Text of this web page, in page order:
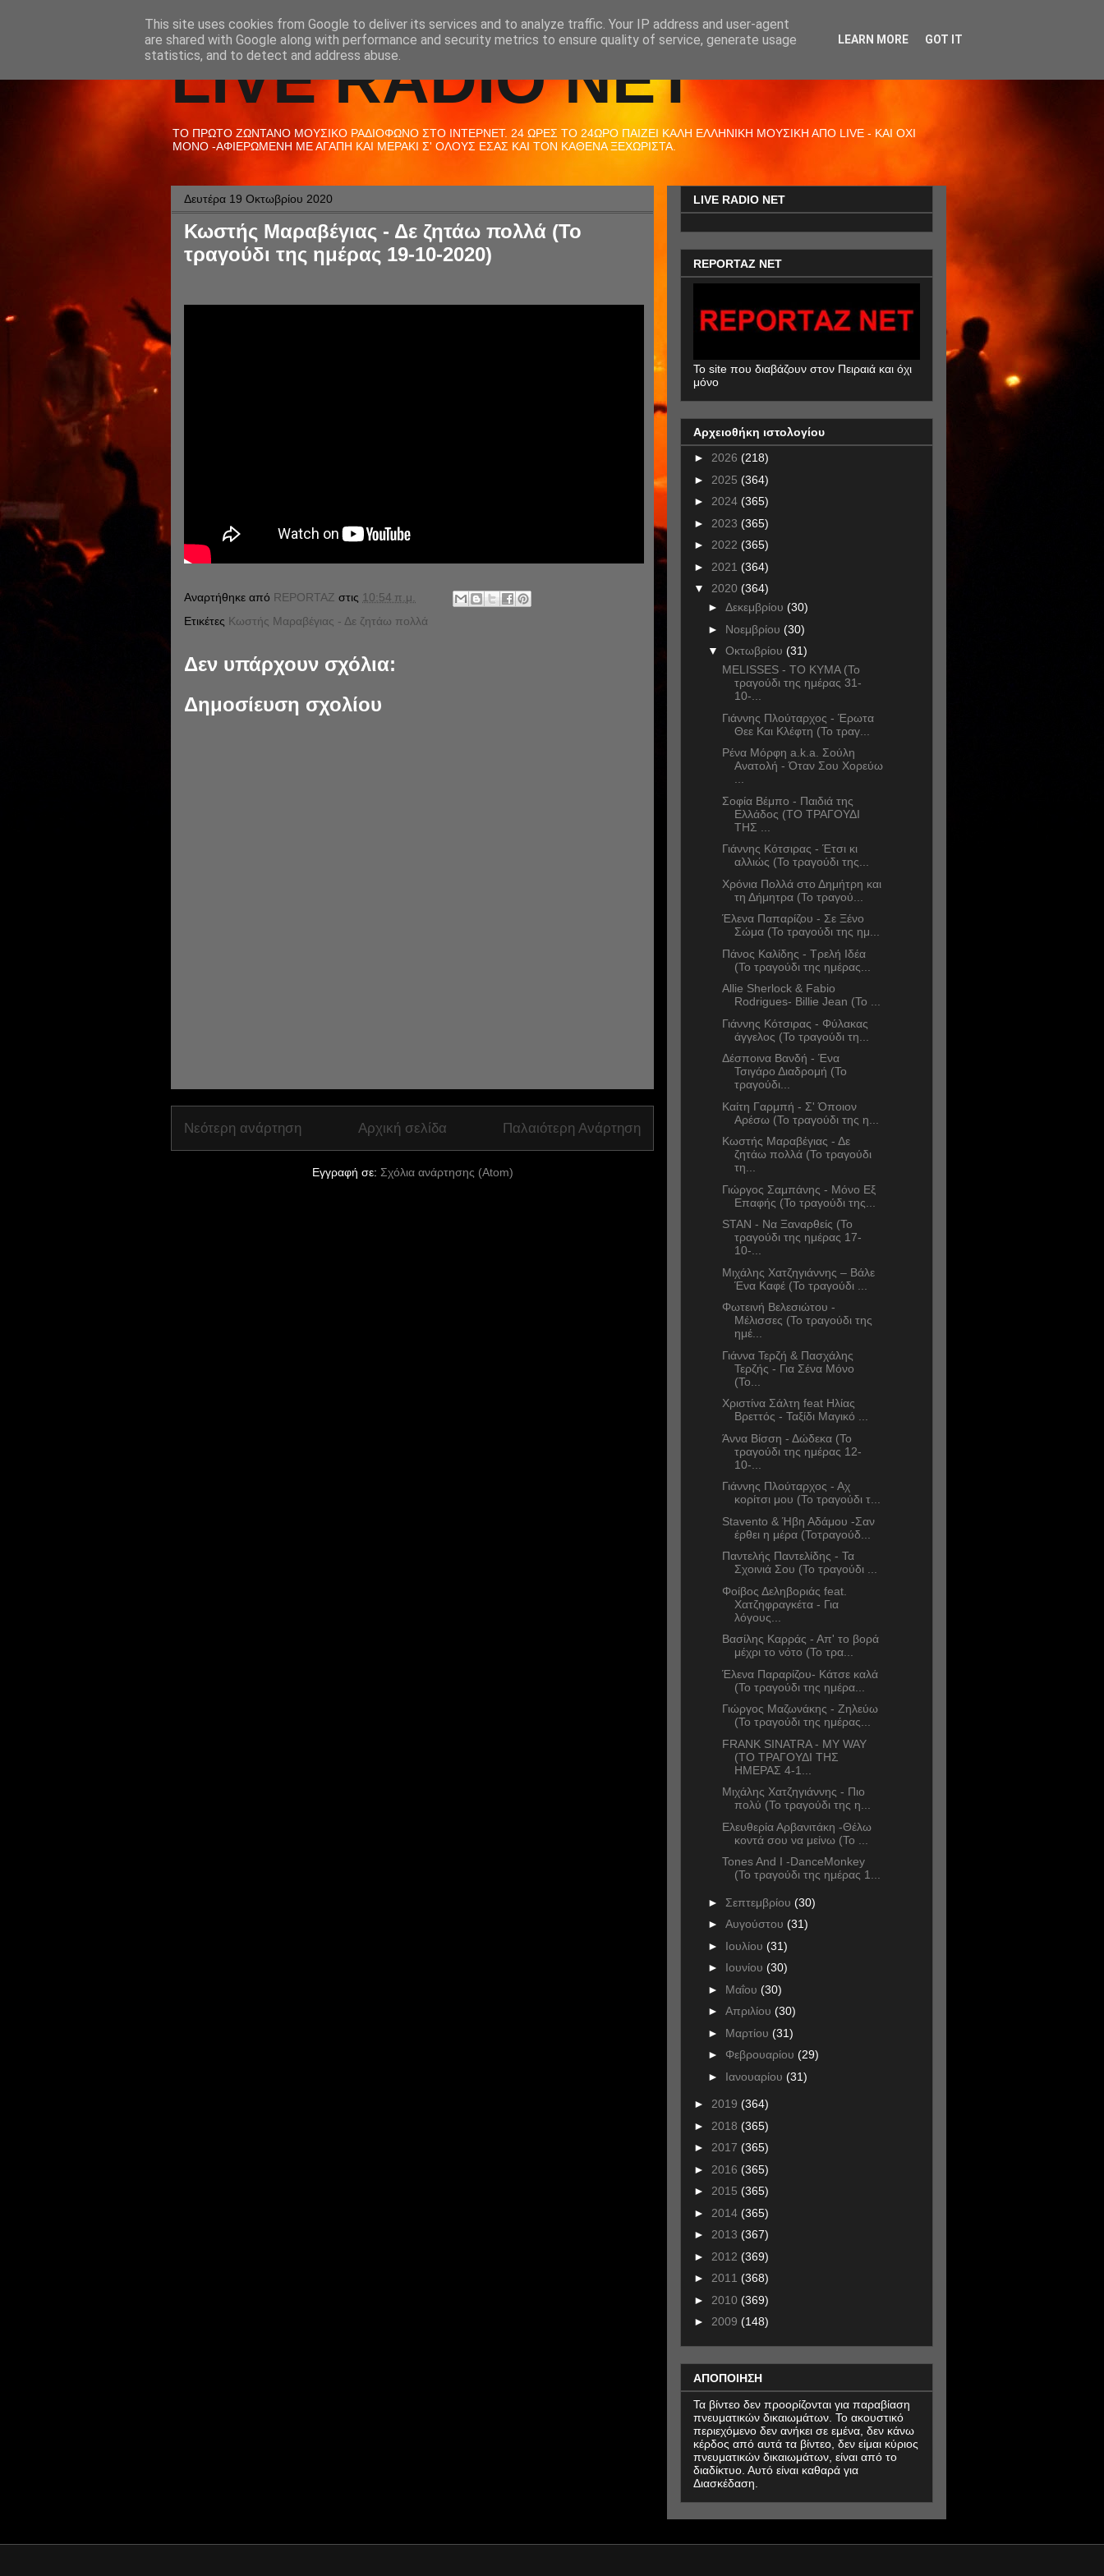
LIVE RADIO NET
ΤΟ ΠΡΩΤΟ ΖΩΝΤΑΝΟ ΜΟΥΣΙΚΟ ΡΑΔΙΟΦΩΝΟ ΣΤΟ ΙΝΤΕΡΝΕΤ. 24 ΩΡΕΣ ΤΟ 24ΩΡΟ ΠΑΙΖΕΙ ΚΑΛΗ ΕΛΛΗΝΙΚΗ ΜΟΥΣΙΚΗ ΑΠΟ LIVE - ΚΑΙ ΟΧΙ
ΜΟΝΟ -ΑΦΙΕΡΩΜΕΝΗ ΜΕ ΑΓΑΠΗ ΚΑΙ ΜΕΡΑΚΙ Σ' ΟΛΟΥΣ ΕΣΑΣ ΚΑΙ ΤΟΝ ΚΑΘΕΝΑ ΞΕΧΩΡΙΣΤΑ.
Δευτέρα 19 Οκτωβρίου 2020
Κωστής Μαραβέγιας - Δε ζητάω πολλά (Το
τραγούδι της ημέρας 19-10-2020)
Αναρτήθηκε από REPORTAZ στις 10:54 π.μ.
Ετικέτες Κωστής Μαραβέγιας - Δε ζητάω πολλά
Δεν υπάρχουν σχόλια:
Δημοσίευση σχολίου
Νεότερη ανάρτηση Παλαιότερη Ανάρτηση
Αρχική σελίδα
Εγγραφή σε: Σχόλια ανάρτησης (Atom)
LIVE RADIO NET
REPORTAZ NET
To site που διαβάζουν στον Πειραιά και όχι
μόνο
Αρχειοθήκη ιστολογίου
► 2026 (218)
► 2025 (364)
► 2024 (365)
► 2023 (365)
► 2022 (365)
► 2021 (364)
▼ 2020 (364)
► Δεκεμβρίου (30)
► Νοεμβρίου (30)
▼ Οκτωβρίου (31)
MELISSES - TO KYMA (Το
τραγούδι της ημέρας 31-
10-...
Γιάννης Πλούταρχος - Έρωτα
Θεε Και Κλέφτη (Το τραγ...
Ρένα Μόρφη a.k.a. Σούλη
Ανατολή - Όταν Σου Χορεύω
Σοφία Βέμπο - Παιδιά της
Ελλάδος (ΤΟ ΤΡΑΓΟΥΔΙ
ΤΗΣ ...
Γιάννης Κότσιρας - Έτσι κι
αλλιώς (Το τραγούδι της...
Χρόνια Πολλά στο Δημήτρη και
τη Δήμητρα (Το τραγού...
Έλενα Παπαρίζου - Σε Ξένο
Σώμα (Το τραγούδι της ημ...
Πάνος Καλίδης - Τρελή Ιδέα
(Το τραγούδι της ημέρας...
Allie Sherlock & Fabio
Rodrigues- Billie Jean (Το ...
Γιάννης Κότσιρας - Φύλακας
άγγελος (Το τραγούδι τη...
Δέσποινα Βανδή - Ένα
Τσιγάρο Διαδρομή (Το
τραγούδι...
Καίτη Γαρμπή - Σ' Όποιον
Αρέσω (Το τραγούδι της η...
Κωστής Μαραβέγιας - Δε
ζητάω πολλά (Το τραγούδι
τη...
Γιώργος Σαμπάνης - Μόνο Εξ
Επαφής (Το τραγούδι της...
STAN - Να Ξαναρθείς (Το
τραγούδι της ημέρας 17-
10-...
Μιχάλης Χατζηγιάννης – Βάλε
Ένα Καφέ (Το τραγούδι ...
Φωτεινή Βελεσιώτου -
Μέλισσες (Το τραγούδι της
ημέ...
Γιάννα Τερζή & Πασχάλης
Τερζής - Για Σένα Μόνο
(Το...
Χριστίνα Σάλτη feat Ηλίας
Βρεττός - Ταξίδι Μαγικό ...
Άννα Βίσση - Δώδεκα (Το
τραγούδι της ημέρας 12-
10-...
Γιάννης Πλούταρχος - Αχ
κορίτσι μου (Το τραγούδι τ...
Stavento & Ήβη Αδάμου -Σαν
έρθει η μέρα (Τοτραγούδ...
Παντελής Παντελίδης - Τα
Σχοινιά Σου (Το τραγούδι ...
Φοίβος Δεληβοριάς feat.
Χατζηφραγκέτα - Για
λόγους...
Βασίλης Καρράς - Απ' το βορά
μέχρι το νότο (Το τρα...
Έλενα Παραρίζου- Κάτσε καλά
(Το τραγούδι της ημέρα...
Γιώργος Μαζωνάκης - Ζηλεύω
(Το τραγούδι της ημέρας...
FRANK SINATRA - MY WAY
(ΤΟ ΤΡΑΓΟΥΔΙ ΤΗΣ
ΗΜΕΡΑΣ 4-1...
Μιχάλης Χατζηγιάννης - Πιο
πολύ (Το τραγούδι της η...
Ελευθερία Αρβανιτάκη -Θέλω
κοντά σου να μείνω (Το ...
Tones And I -DanceMonkey
(Το τραγούδι της ημέρας 1...
► Σεπτεμβρίου (30)
► Αυγούστου (31)
► Ιουλίου (31)
► Ιουνίου (30)
► Μαΐου (30)
► Απριλίου (30)
► Μαρτίου (31)
► Φεβρουαρίου (29)
► Ιανουαρίου (31)
► 2019 (364)
► 2018 (365)
► 2017 (365)
► 2016 (365)
► 2015 (365)
► 2014 (365)
► 2013 (367)
► 2012 (369)
► 2011 (368)
► 2010 (369)
► 2009 (148)
ΑΠΟΠΟΙΗΣΗ
Τα βίντεο δεν προορίζονται για παραβίαση
πνευματικών δικαιωμάτων. Το ακουστικό
περιεχόμενο δεν ανήκει σε εμένα, δεν κάνω
κέρδος από αυτά τα βίντεο, δεν είμαι κύριος
πνευματικών δικαιωμάτων, είναι από το
διαδίκτυο. Αυτό είναι καθαρά για
Διασκέδαση.
This site uses cookies from Google to deliver its services and to analyze traffic. Your IP address and user-agent
are shared with Google along with performance and security metrics to ensure quality of service, generate usage
statistics, and to detect and address abuse.
LEARN MORE GOT IT